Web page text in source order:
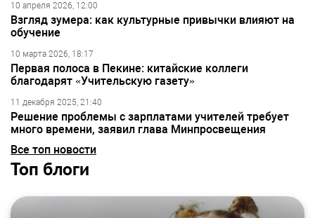
10 апреля 2026, 12:00
Взгляд зумера: как культурные привычки влияют на
обучение
10 марта 2026, 18:17
Первая полоса в Пекине: китайские коллеги
благодарят «Учительскую газету»
11 декабря 2025, 21:40
Решение проблемы с зарплатами учителей требует
много времени, заявил глава Минпросвещения
Все топ новости
Топ блоги